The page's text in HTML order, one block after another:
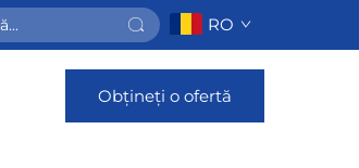
RO
Obțineți o ofertă